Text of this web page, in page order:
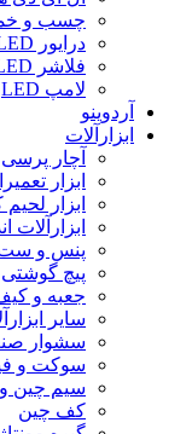
چسب و
درایور LED
فلاشر LED
لامپ LED
آردوینو
ابزارآلات
آچار پرسی
ابزار
ابزار
ابزارآلات
پنس و ست
پیچ گوشتی
جعبه و کیف
سایر
سشوار
سوکت و
سیم چین
کف چین